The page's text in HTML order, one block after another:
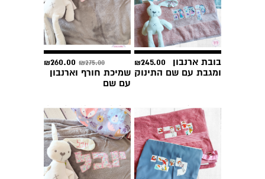
₪245.00
בובת ארנבון
ומגבת עם שם התינוק
₪275.00
₪260.00
שמיכת חורף וארנבון
עם שם